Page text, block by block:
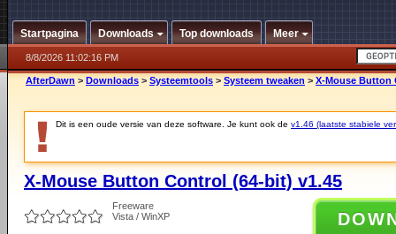
Startpagina Downloads Top downloads Meer
8/8/2026 11:02:16 PM
AfterDawn > Downloads > Systeemtools > Systeem tweaken > X-Mouse Button
Dit is een oude versie van deze software. Je kunt ook de v1.46 (laatste stabiele
X-Mouse Button Control (64-bit) v1.45
Freeware
Vista / WinXP